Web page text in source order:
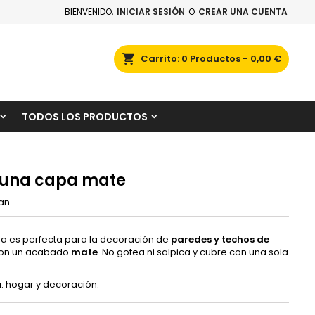
BIENVENIDO, INICIAR SESIÓN O CREAR UNA CUENTA
Carrito 0 Productos - 0,00 €
TODOS LOS PRODUCTOS
capa mate
es perfecta para la decoración de paredes y techos de
un acabado mate. No gotea ni salpica y cubre con una sola
hogar y decoración.